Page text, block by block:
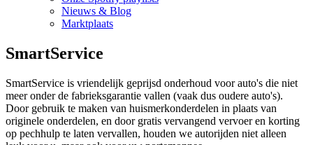
Nieuws & Blog
Marktplaats
SmartService
SmartService is vriendelijk geprijsd onderhoud voor auto's die niet
meer onder de fabrieksgarantie vallen (vaak dus oudere auto's).
Door gebruik te maken van huismerkonderdelen in plaats van
originele onderdelen, en door gratis vervangend vervoer en korting
op pechhulp te laten vervallen, houden we autorijden niet alleen